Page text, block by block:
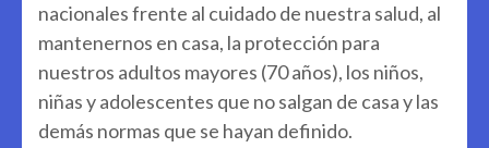
nacionales frente al cuidado de nuestra salud, al
mantenernos en casa, la protección para
nuestros adultos mayores (70 años), los niños,
niñas y adolescentes que no salgan de casa y las
demás normas que se hayan definido.